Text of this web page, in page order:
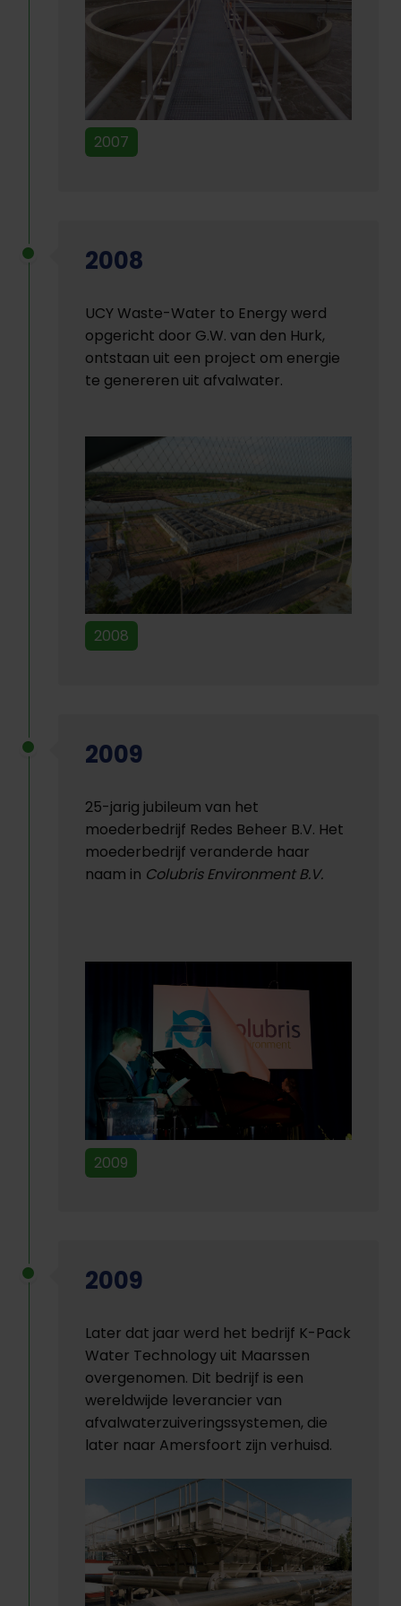
2007
2008
UCY Waste-Water to Energy werd
opgericht door G.W. van den Hurk,
ontstaan uit een project om energie
te genereren uit afvalwater.
2008
2009
25-jarig jubileum van het
moederbedrijf Redes Beheer B.V. Het
moederbedrijf veranderde haar
naam in Colubris Environment B.V.
2009
2009
Later dat jaar werd het bedrijf K-Pack
Water Technology uit Maarssen
overgenomen. Dit bedrijf is een
wereldwijde leverancier van
afvalwaterzuiveringssystemen, die
later naar Amersfoort zijn verhuisd.